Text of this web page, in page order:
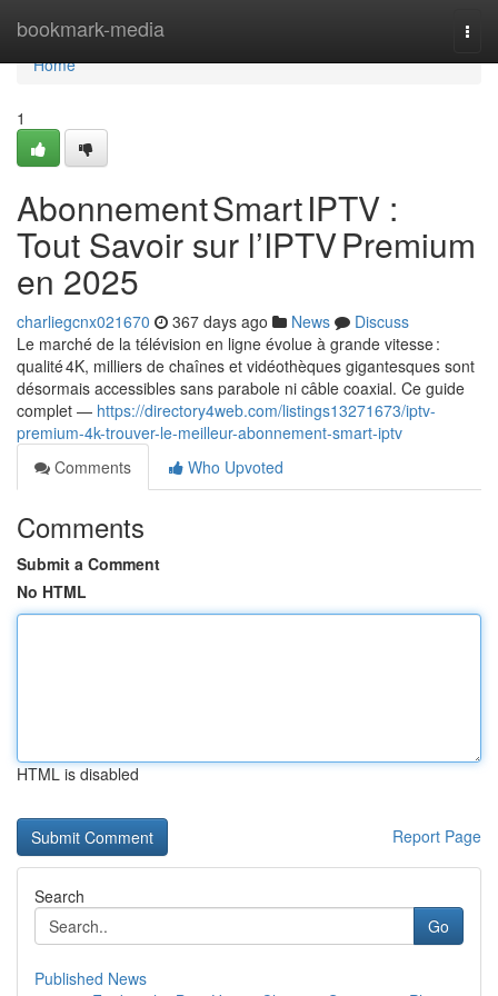
bookmark-media
Home
Home
1
Abonnement Smart IPTV :
Tout Savoir sur l’IPTV Premium
en 2025
charliegcnx021670 367 days ago News
Discuss
Le marché de la télévision en ligne évolue à grande vitesse :
qualité 4K, milliers de chaînes et vidéothèques gigantesques sont
désormais accessibles sans parabole ni câble coaxial. Ce guide
complet — https://directory4web.com/listings13271673/iptv-
premium-4k-trouver-le-meilleur-abonnement-smart-iptv
Comments
Who Upvoted
Comments
Submit a Comment
No HTML
HTML is disabled
Report Page
Search
Go
Published News